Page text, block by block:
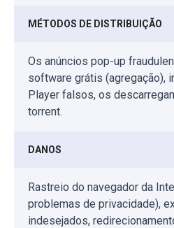
MÉTODOS DE DISTRIBUIÇÃO
Os anúncios pop-up
software grátis (agregação),
Player falsos, os
torrent.
DANOS
Rastreio do navegador da
problemas de privacidade),
indesejados,